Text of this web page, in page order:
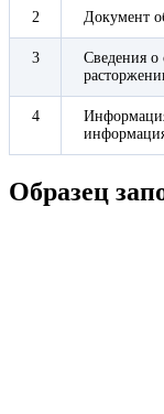
2 Документ
3
Сведения о
4
Образец